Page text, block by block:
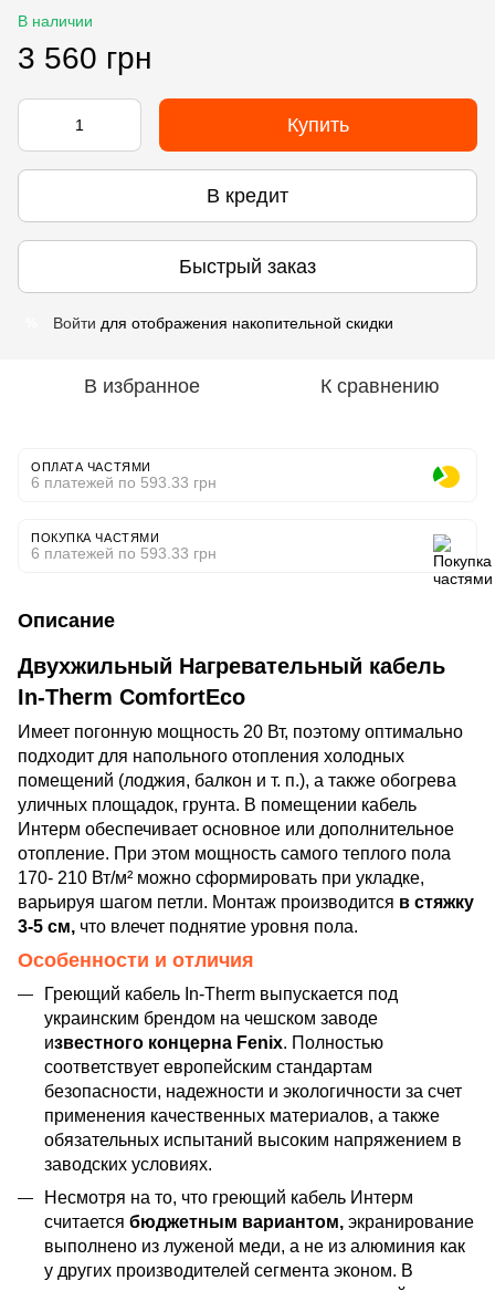
В наличии
3 560 грн
Купить
В кредит
Быстрый заказ
Войти для отображения накопительной скидки
В избранное К сравнению
ОПЛАТА ЧАСТЯМИ
6 платежей по 593.33 грн
ПОКУПКА ЧАСТЯМИ
6 платежей по 593.33 грн
Описание
Двухжильный Нагревательный кабель
In-Therm ComfortEco
Имеет погонную мощность 20 Вт, поэтому оптимально
подходит для напольного отопления холодных
помещений (лоджия, балкон и т. п.), а также обогрева
уличных площадок, грунта. В помещении кабель
Интерм обеспечивает основное или дополнительное
отопление. При этом мощность самого теплого пола
170- 210 Вт/м² можно сформировать при укладке,
варьируя шагом петли. Монтаж производится в стяжку
3-5 см, что влечет поднятие уровня пола.
Особенности и отличия
Греющий кабель In-Therm выпускается под
украинским брендом на чешском заводе
известного концерна Fenix. Полностью
соответствует европейским стандартам
безопасности, надежности и экологичности за счет
применения качественных материалов, а также
обязательных испытаний высоким напряжением в
заводских условиях.
Несмотря на то, что греющий кабель Интерм
считается бюджетным вариантом, экранирование
выполнено из луженой меди, а не из алюминия как
у других производителей сегмента эконом. В